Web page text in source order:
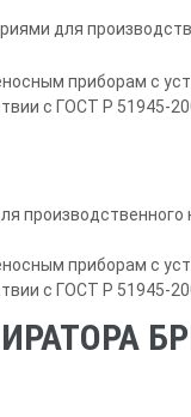
для
приборам с
с ГОСТ Р 51945-
производственного
приборам с
с ГОСТ Р 51945-